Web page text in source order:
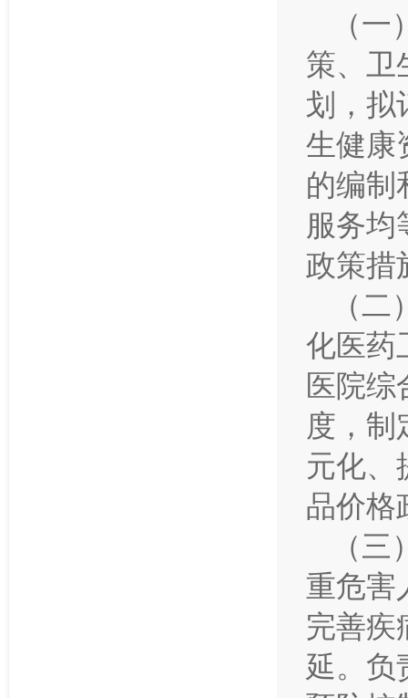
（
策、卫
划，拟
生健康
的编制
服务
政策措
（
化医药
医院综
度，
元化、
品价格
（
重危害
完善疾
延。负